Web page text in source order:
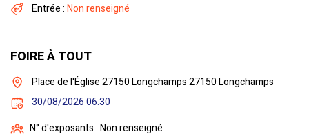
Entrée :Non renseigné
FOIRE À TOUT
Place de l'Église 27150 Longchamps 27150 Longchamps
30/08/2026 06:30
N° d'exposants : Non renseigné